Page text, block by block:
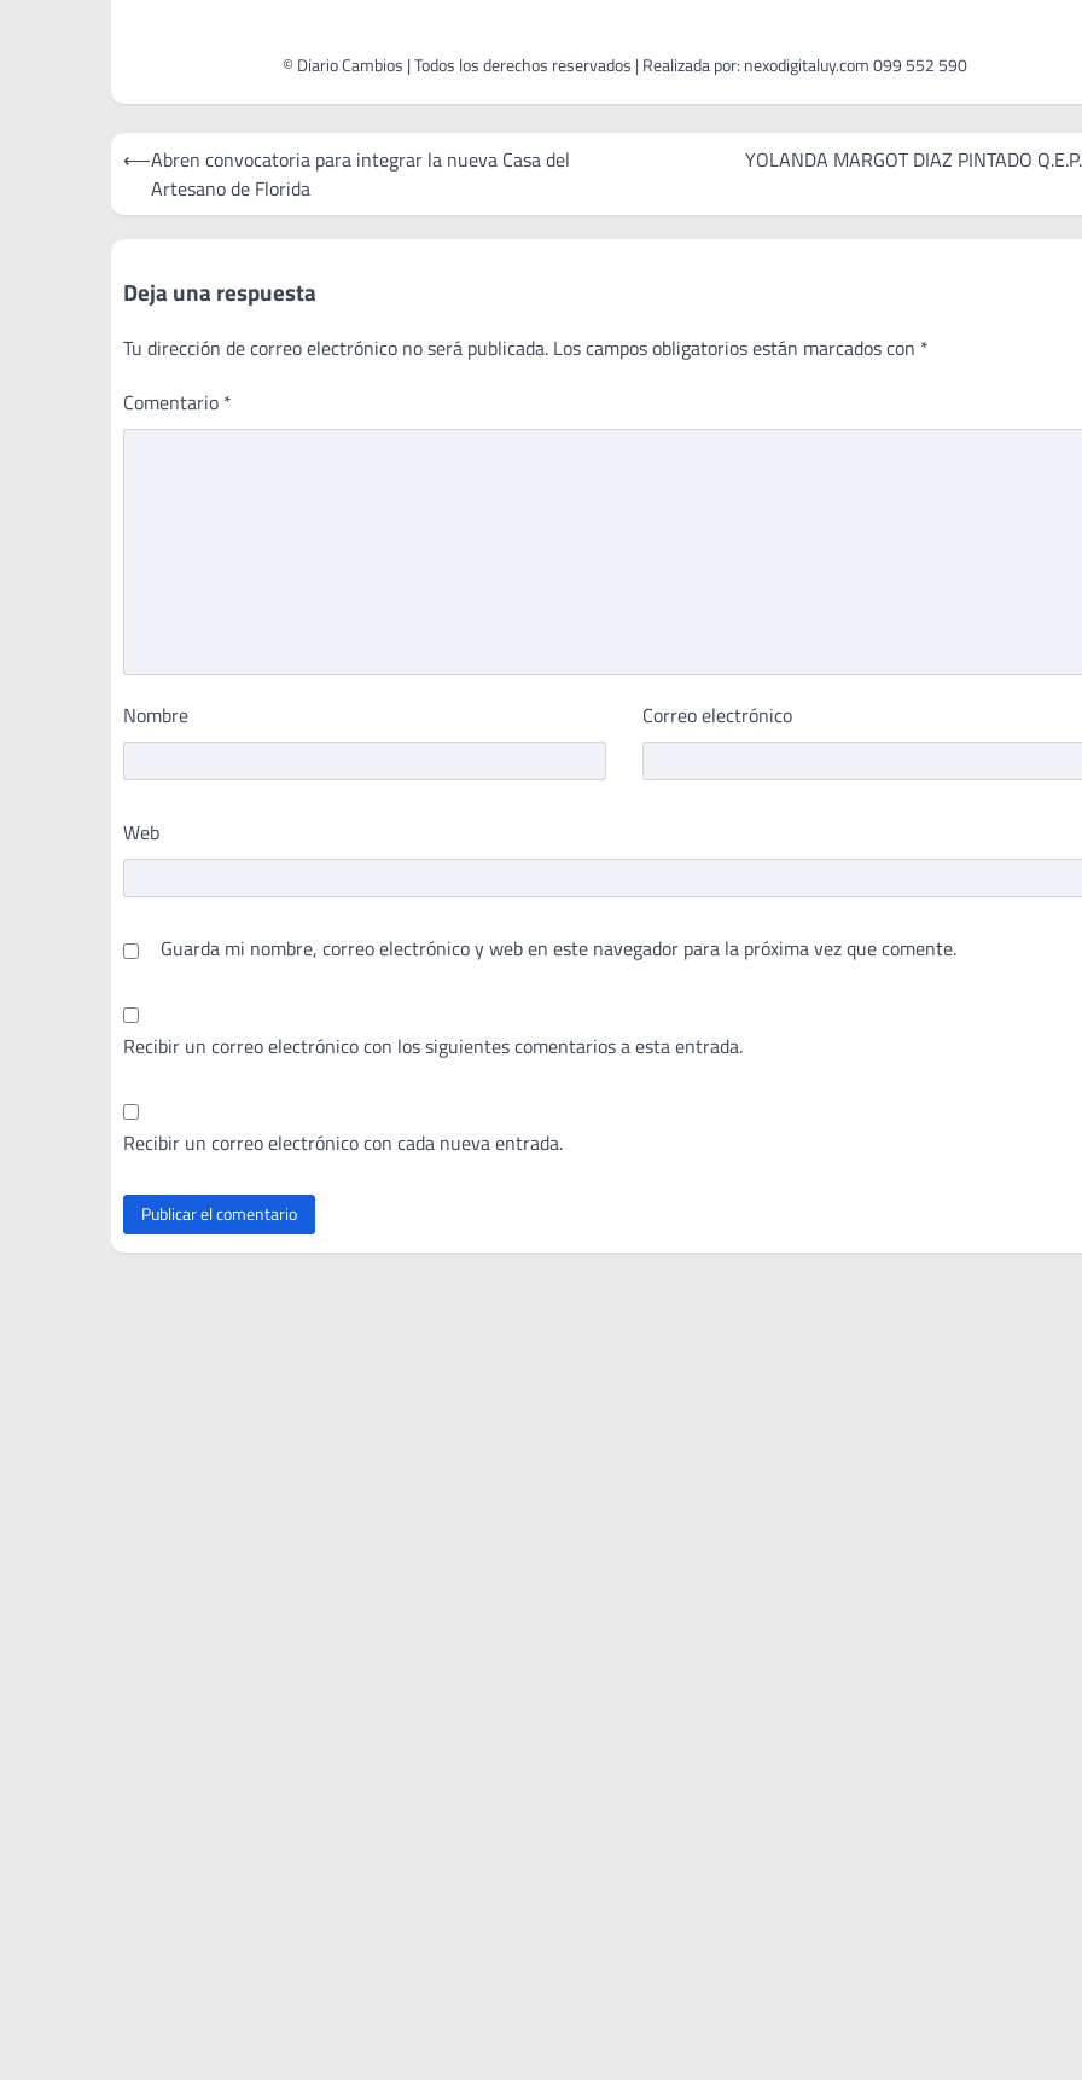
Navegación
entradas
⟵Abren convocatoria para integrar la nueva Casa del
Artesano de Florida
YOLANDA MARGOT DIAZ PINTADO
Deja una respuesta
Tu dirección de correo electrónico no será publicada. Los campos obligatorios están marcados con *
Comentario *
Nombre Correo electrónico
Web
Guarda mi nombre, correo electrónico y web en este navegador para la próxima vez que comente.
Recibir un correo electrónico con los siguientes comentarios a esta entrada.
Recibir un correo electrónico con cada nueva entrada.